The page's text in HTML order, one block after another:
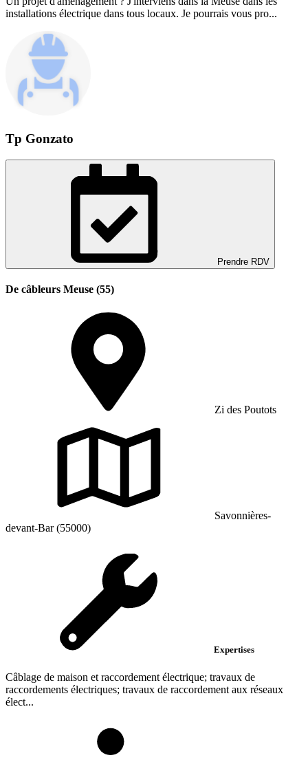
installations électrique dans tous locaux. Je pourrais vous pro...
Tp Gonzato
Prendre RDV
De câbleurs Meuse (55)
Zi des Poutots
Savonnières-
devant-Bar (55000)
Expertises
Câblage de maison et raccordement électrique; travaux de
raccordements électriques; travaux de raccordement aux réseaux
élect...